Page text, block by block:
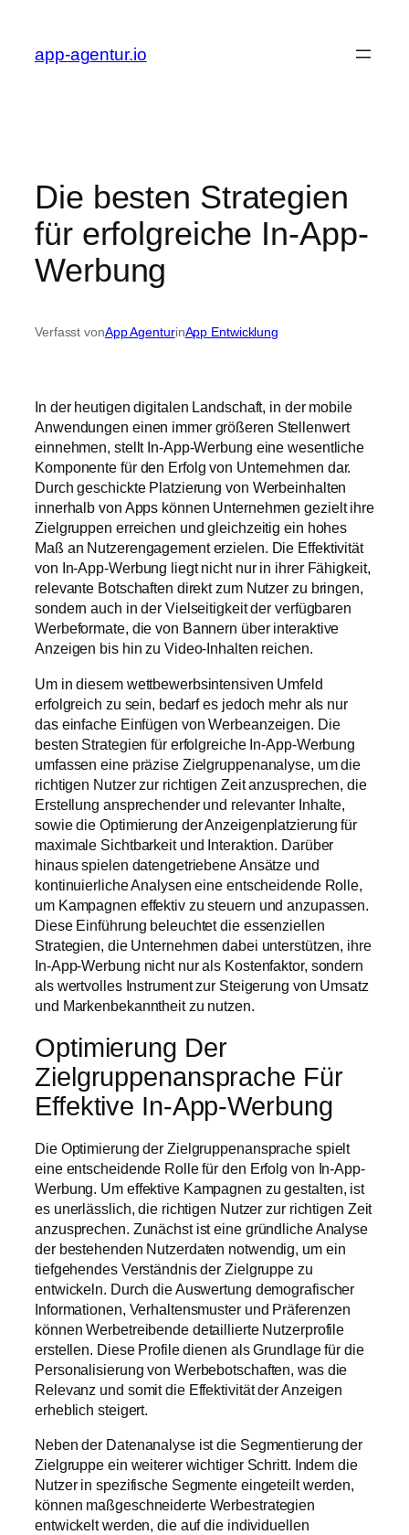
springen
app-agentur.io
Die besten Strategien
für erfolgreiche In-App-
Werbung
Verfasst vonApp AgenturinApp Entwicklung
In der heutigen digitalen Landschaft, in der mobile
Anwendungen einen immer größeren Stellenwert
einnehmen, stellt In-App-Werbung eine wesentliche
Komponente für den Erfolg von Unternehmen dar.
Durch geschickte Platzierung von Werbeinhalten
innerhalb von Apps können Unternehmen gezielt ihre
Zielgruppen erreichen und gleichzeitig ein hohes
Maß an Nutzerengagement erzielen. Die Effektivität
von In-App-Werbung liegt nicht nur in ihrer Fähigkeit,
relevante Botschaften direkt zum Nutzer zu bringen,
sondern auch in der Vielseitigkeit der verfügbaren
Werbeformate, die von Bannern über interaktive
Anzeigen bis hin zu Video-Inhalten reichen.
Um in diesem wettbewerbsintensiven Umfeld
erfolgreich zu sein, bedarf es jedoch mehr als nur
das einfache Einfügen von Werbeanzeigen. Die
besten Strategien für erfolgreiche In-App-Werbung
umfassen eine präzise Zielgruppenanalyse, um die
richtigen Nutzer zur richtigen Zeit anzusprechen, die
Erstellung ansprechender und relevanter Inhalte,
sowie die Optimierung der Anzeigenplatzierung für
maximale Sichtbarkeit und Interaktion. Darüber
hinaus spielen datengetriebene Ansätze und
kontinuierliche Analysen eine entscheidende Rolle,
um Kampagnen effektiv zu steuern und anzupassen.
Diese Einführung beleuchtet die essenziellen
Strategien, die Unternehmen dabei unterstützen, ihre
In-App-Werbung nicht nur als Kostenfaktor, sondern
als wertvolles Instrument zur Steigerung von Umsatz
und Markenbekanntheit zu nutzen.
Optimierung Der
Zielgruppenansprache Für
Effektive In-App-Werbung
Die Optimierung der Zielgruppenansprache spielt
eine entscheidende Rolle für den Erfolg von In-App-
Werbung. Um effektive Kampagnen zu gestalten, ist
es unerlässlich, die richtigen Nutzer zur richtigen Zeit
anzusprechen. Zunächst ist eine gründliche Analyse
der bestehenden Nutzerdaten notwendig, um ein
tiefgehendes Verständnis der Zielgruppe zu
entwickeln. Durch die Auswertung demografischer
Informationen, Verhaltensmuster und Präferenzen
können Werbetreibende detaillierte Nutzerprofile
erstellen. Diese Profile dienen als Grundlage für die
Personalisierung von Werbebotschaften, was die
Relevanz und somit die Effektivität der Anzeigen
erheblich steigert.
Neben der Datenanalyse ist die Segmentierung der
Zielgruppe ein weiterer wichtiger Schritt. Indem die
Nutzer in spezifische Segmente eingeteilt werden,
können maßgeschneiderte Werbestrategien
entwickelt werden, die auf die individuellen